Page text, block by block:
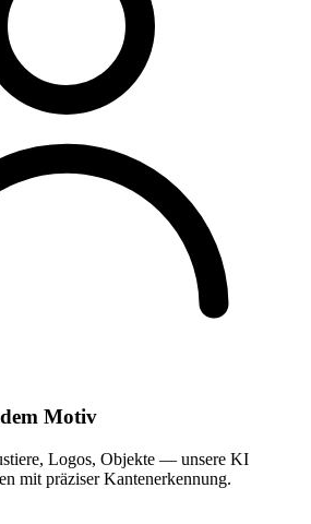
Motiv
Logos, Objekte — unsere KI
mit präziser Kantenerkennung.